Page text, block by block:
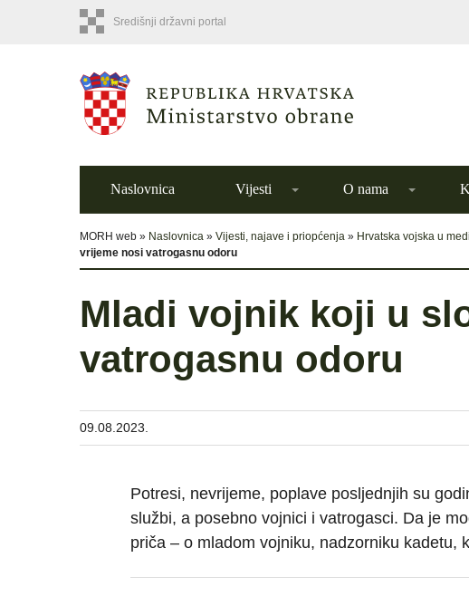
Središnji državni portal
Naslovnica Vijesti O nama
MORH web » Naslovnica » Vijesti, najave i priopćenja » Hrvatska vojska u
vrijeme nosi vatrogasnu odoru
Mladi vojnik koji u
vatrogasnu odoru
09.08.2023.
Potresi, nevrijeme, poplave posljednjih su
službi, a posebno vojnici i vatrogasci. Da je
priča – o mladom vojniku, nadzorniku kadetu,